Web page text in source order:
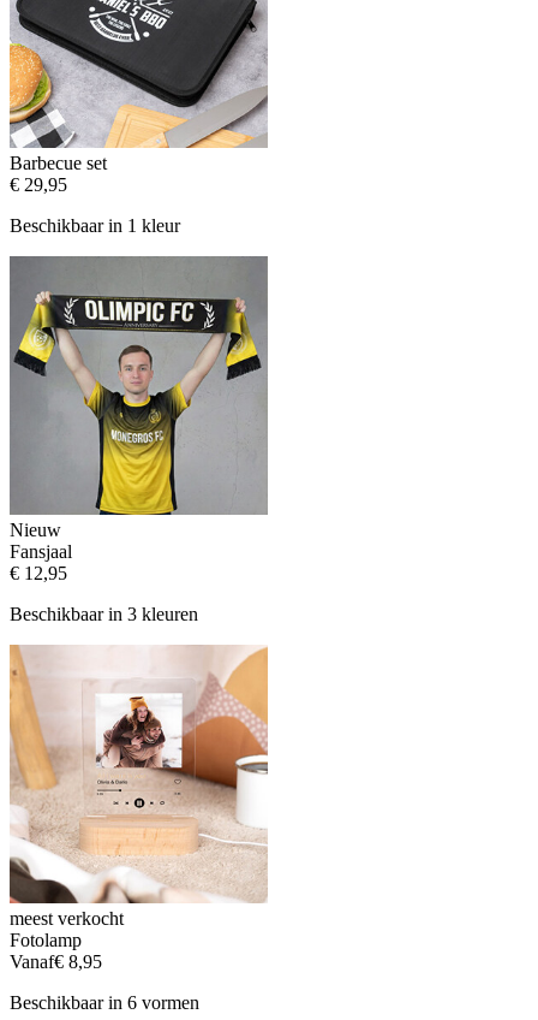
Barbecue set
€ 29,95
Beschikbaar in 1 kleur
Nieuw
Fansjaal
€ 12,95
Beschikbaar in 3 kleuren
meest verkocht
Fotolamp
Vanaf€ 8,95
Beschikbaar in 6 vormen